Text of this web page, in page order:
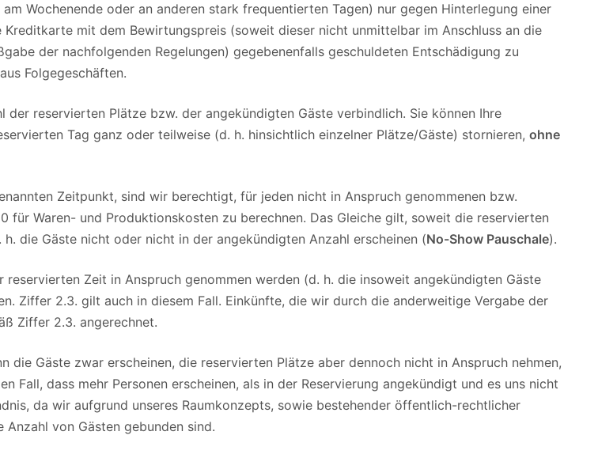
Wochenende oder an anderen stark frequentierten Tagen) nur gegen Hinterlegung einer
mit dem Bewirtungspreis (soweit dieser nicht unmittelbar im Anschluss an die
der nachfolgenden Regelungen) gegebenenfalls geschuldeten Entschädigung zu
Folgegeschäften.
reservierten Plätze bzw. der angekündigten Gäste verbindlich. Sie können Ihre
Tag ganz oder teilweise (d. h. hinsichtlich einzelner Plätze/Gäste) stornieren, ohne
Zeitpunkt, sind wir berechtigt, für jeden nicht in Anspruch genommenen bzw.
für Waren- und Produktionskosten zu berechnen. Das Gleiche gilt, soweit die reservierten
die Gäste nicht oder nicht in der angekündigten Anzahl erscheinen (No-Show Pauschale).
Zeit in Anspruch genommen werden (d. h. die insoweit angekündigten Gäste
Ziffer 2.3. gilt auch in diesem Fall. Einkünfte, die wir durch die anderweitige Vergabe der
Ziffer 2.3. angerechnet.
die Gäste zwar erscheinen, die reservierten Plätze aber dennoch nicht in Anspruch nehmen,
Fall, dass mehr Personen erscheinen, als in der Reservierung angekündigt und es uns nicht
da wir aufgrund unseres Raumkonzepts, sowie bestehender öffentlich-rechtlicher
von Gästen gebunden sind.